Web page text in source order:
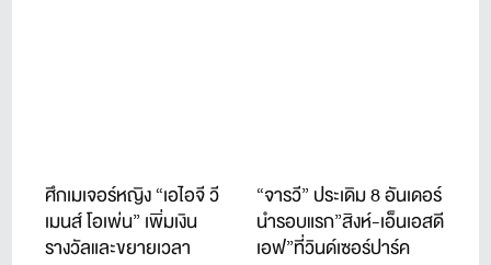
ศึกเมเจอร์หญิง “เอไอจี วี
เมนส์ โอเพ่น” เพิ่มเงิน
รางวัลและขยายเวลา
“จารวี” ประเดิม 8 อันเดอร์
นำรอบแรก”สิงห์-เอ็นเอสดี
เอฟ”ที่วินด์เซอร์ปาร์ค